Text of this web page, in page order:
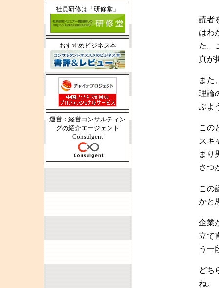
社員研修は「研修堂」
おすすめビジネス本
運営：経営コンサルティン
グの紹介エージェント
Consulgent
読者
はわ
た。
真が
また
理論
ぶよ
この
スキ
まり
さつ
この
かと
企業
立て
う一
どち
ね。